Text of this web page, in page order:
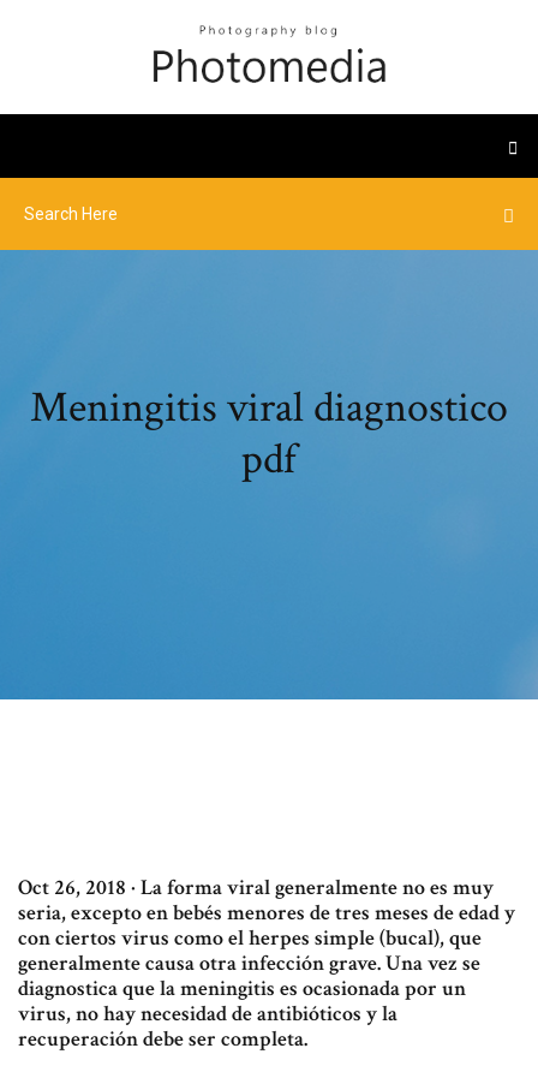
Meningitis viral diagnostico
pdf
Oct 26, 2018 · La forma viral generalmente no es muy
seria, excepto en bebés menores de tres meses de edad y
con ciertos virus como el herpes simple (bucal), que
generalmente causa otra infección grave. Una vez se
diagnostica que la meningitis es ocasionada por un
virus, no hay necesidad de antibióticos y la
recuperación debe ser completa.